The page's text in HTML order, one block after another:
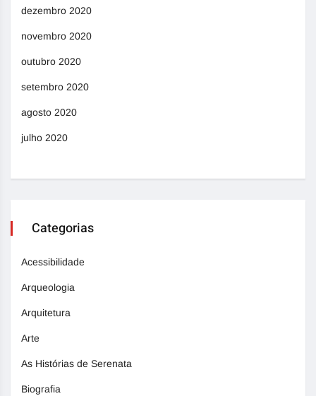
dezembro 2020
novembro 2020
outubro 2020
setembro 2020
agosto 2020
julho 2020
Categorias
Acessibilidade
Arqueologia
Arquitetura
Arte
As Histórias de Serenata
Biografia